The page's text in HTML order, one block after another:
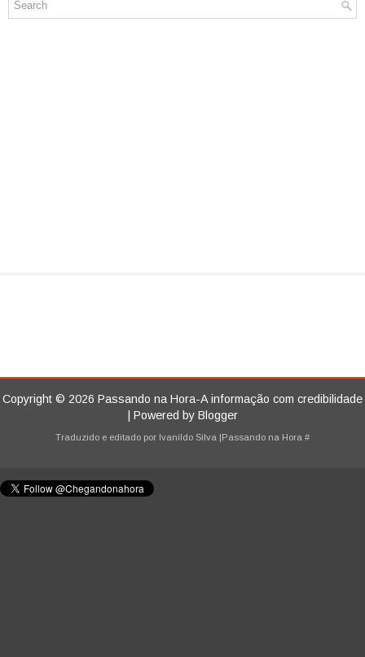
Copyright © 2026 Passando na Hora-A informação com credibilidade
| Powered by Blogger
Traduzido e editado por Ivanildo Silva |Passando na Hora #